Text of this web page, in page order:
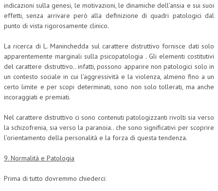
indicazioni sulla genesi, le motivazioni, le dinamiche dell’ansia e sui suoi
effetti, senza arrivare però alla definizione di quadri patologici dal
punto di vista rigorosamente clinico.
La ricerca di L. Maninchedda sul carattere distruttivo fornisce dati solo
apparentemente marginali sulla psicopatologia . Gli elementi costitutivi
del carattere distruttivo.. infatti, possono apparire non patologici solo in
un contesto sociale in cui l’aggressività e la violenza, almeno fino a un
certo limite e per scopi determinati, sono non solo tollerati, ma anche
incoraggiati e premiati.
Nel carattere distruttivo ci sono contenuti patologizzanti rivolti sia verso
la schizofrenia, sia verso la paranoia.. che sono significativi per scoprire
l’orientamento della personalità e la forza di questa tendenza.
9. Normalità e Patologia
Prima di tutto dovremmo chiederci: